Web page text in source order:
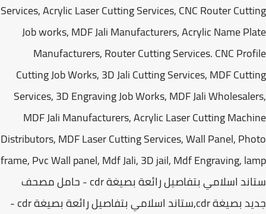
Services, Acrylic Laser Cutting Services, CNC Router
Job works, MDF Jali Manufacturers, Acrylic Name
Manufacturers, Router Cutting Services. CNC
Cutting Job Works, 3D Jali Cutting Services, MDF
Services, 3D Engraving Job Works, MDF Jali
MDF Jali Manufacturers, Acrylic Laser Cutting
Distributors, MDF Laser Cutting Services, Wall Panel,
frame, Pvc Wall panel, Mdf Jali, 3D jail, Mdf Engraving,
ستاند اسلامي بتفاصيل رائعة بصيغة cdr - حامل مصحف
جديد بصيغة cdr,ستاند اسلامي بتفاصيل رائعة بصيغة cdr -